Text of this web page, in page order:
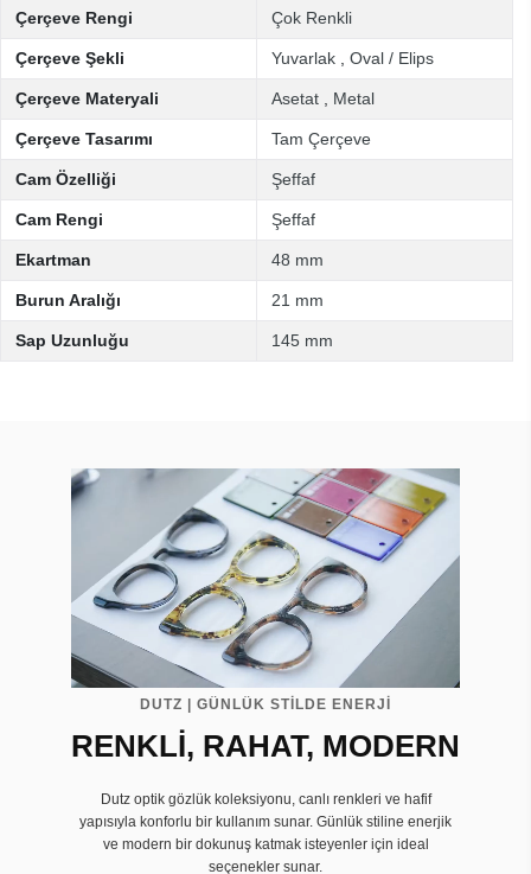
Çerçeve Rengi Çok Renkli
Çerçeve Şekli Yuvarlak Oval / Elips
Çerçeve Materyali Asetat Metal
Çerçeve Tasarımı Tam Çerçeve
Cam Özelliği Şeffaf
Cam Rengi Şeffaf
Ekartman 48 mm
Burun Aralığı 21 mm
Sap Uzunluğu 145 mm
DUTZ | GÜNLÜK STİLDE ENERJİ
RENKLİ, RAHAT, MODERN
Dutz optik gözlük koleksiyonu, canlı renkleri ve hafif
yapısıyla konforlu bir kullanım sunar. Günlük stiline enerjik
ve modern bir dokunuş katmak isteyenler için ideal
seçenekler sunar.